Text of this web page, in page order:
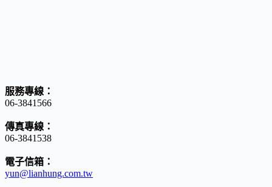
服務專線：
06-3841566
傳真專線：
06-3841538
電子信箱：
yun@lianhung.com.tw